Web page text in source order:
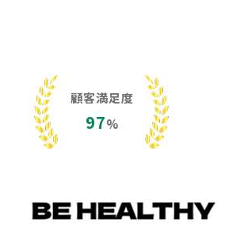
顧客満足度
97%